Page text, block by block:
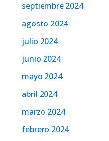
septiembre 2024
agosto 2024
julio 2024
junio 2024
mayo 2024
abril 2024
marzo 2024
febrero 2024